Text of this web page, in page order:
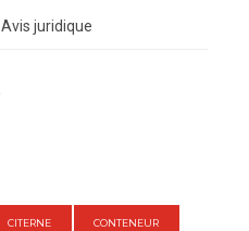
Avis juridique
CITERNE CONTENEUR